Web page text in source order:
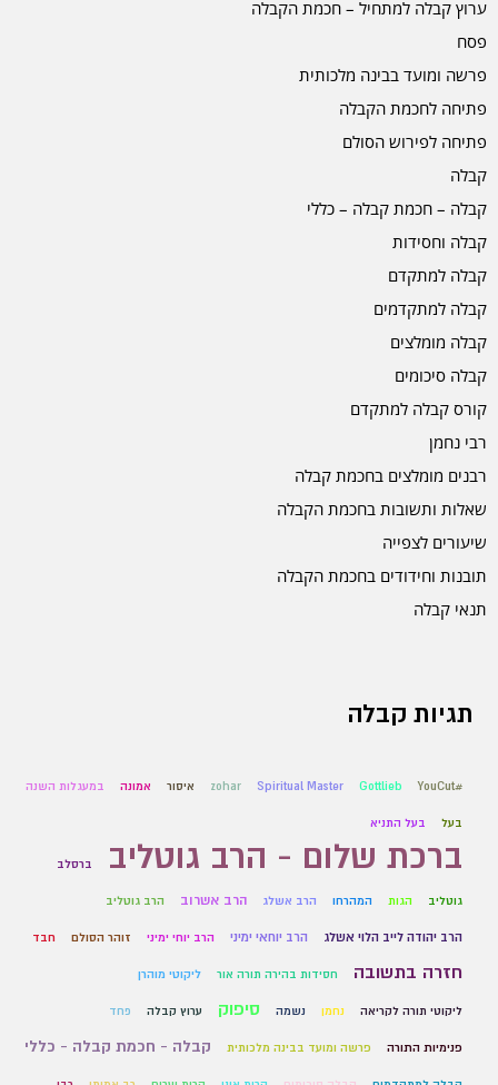
ערוץ קבלה למתחיל – חכמת הקבלה
פסח
פרשה ומועד בבינה מלכותית
פתיחה לחכמת הקבלה
פתיחה לפירוש הסולם
קבלה
קבלה – חכמת קבלה – כללי
קבלה וחסידות
קבלה למתקדם
קבלה למתקדמים
קבלה מומלצים
קבלה סיכומים
קורס קבלה למתקדם
רבי נחמן
רבנים מומלצים בחכמת קבלה
שאלות ותשובות בחכמת הקבלה
שיעורים לצפייה
תובנות וחידודים בחכמת הקבלה
תנאי קבלה
תגיות קבלה
#YouCut
Gottlieb
Spiritual Master
zohar איסור אמונה במעגלות השנה
בעל בעל התניא
ברכת שלום - הרב גוטליב ברסלב
גוטליב הגות המהרחו הרב אשלג הרב אשרוב הרב גוטליב
הרב יהודה לייב הלוי אשלג הרב יוחאי ימיני הרב יוחי ימיני זוהר הסולם חבד
חזרה בתשובה חסידות בהירה תורה אור ליקוטי מוהרן
ליקוטי תורה לקריאה נחמן נשמה סיפוק ערוץ קבלה פחד
פנימיות התורה פרשה ומועד בבינה מלכותית קבלה - חכמת קבלה - כללי